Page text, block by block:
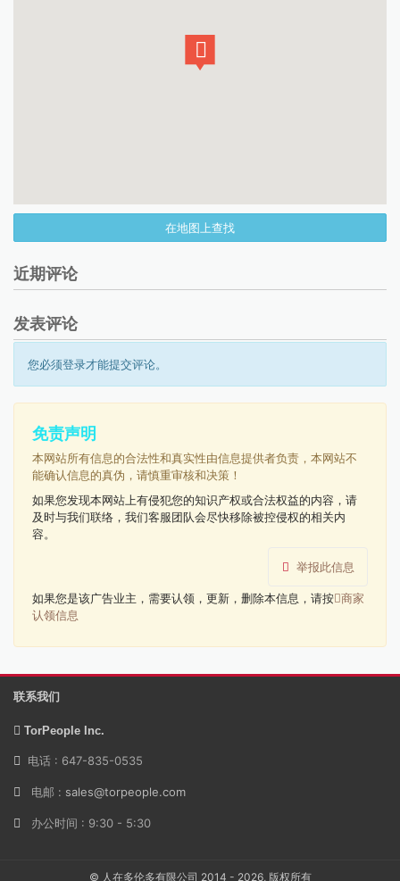
在地图上查找
近期评论
发表评论
您必须登录才能提交评论。
免责声明
本网站所有信息的合法性和真实性由信息提供者负责，本网站不
能确认信息的真伪，请慎重审核和决策！
如果您发现本网站上有侵犯您的知识产权或合法权益的内容，请
及时与我们联络，我们客服团队会尽快移除被控侵权的相关内
容。
举报此信息
如果您是该广告业主，需要认领，更新，删除本信息，请按 商家
认领信息
联系我们
TorPeople Inc.
电话 : 647-835-0535
电邮 : sales@torpeople.com
办公时间 : 9:30 - 5:30
© 人在多伦多有限公司 2014 - 2026, 版权所有